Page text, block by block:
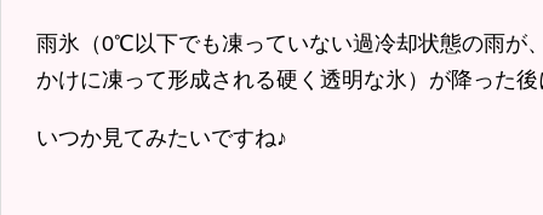
雨氷（0℃以下でも凍っていない過冷却状態の雨が
かけに凍って形成される硬く透明な氷）が降った
いつか見てみたいですね♪